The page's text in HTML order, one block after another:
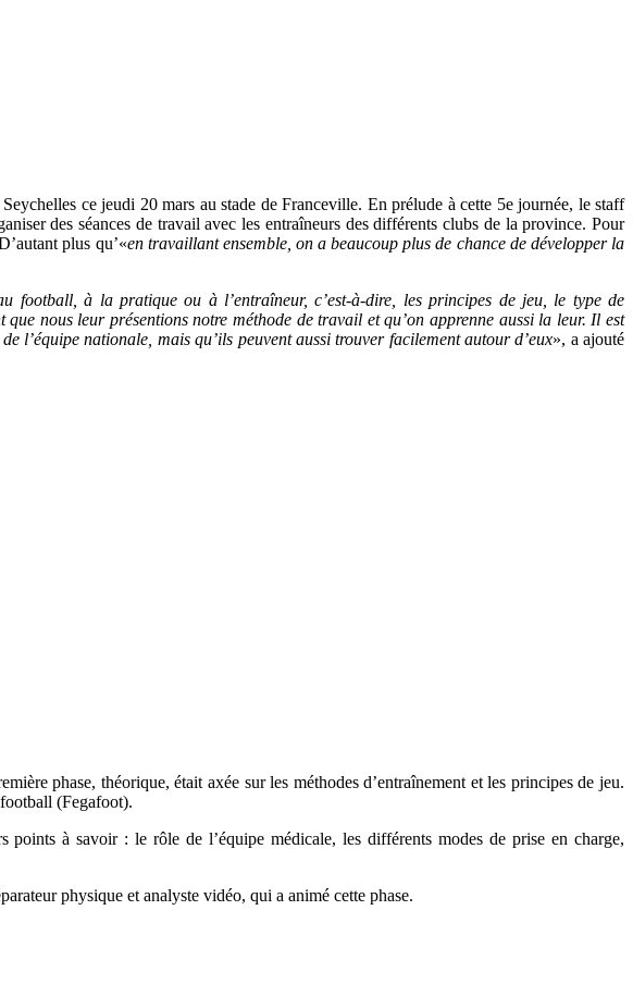
ce jeudi 20 mars au stade de Franceville. En prélude à cette 5e journée, le staff
des séances de travail avec les entraîneurs des différents clubs de la province. Pour
plus qu’«en travaillant ensemble, on a beaucoup plus de chance de développer la
football, à la pratique ou à l’entraîneur, c’est-à-dire, les principes de jeu, le type de
que nous leur présentions notre méthode de travail et qu’on apprenne aussi la leur. Il est
l’équipe nationale, mais qu’ils peuvent aussi trouver facilement autour d’eux», a ajouté
phase, théorique, était axée sur les méthodes d’entraînement et les principes de jeu.
(Fegafoot).
à savoir : le rôle de l’équipe médicale, les différents modes de prise en charge,
physique et analyste vidéo, qui a animé cette phase.